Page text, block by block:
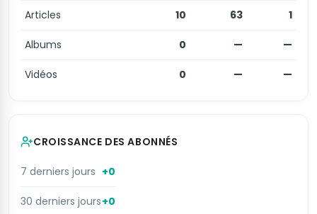
Articles 10 63 1
Albums 0 — —
Vidéos 0 — —
CROISSANCE DES ABONNÉS
7 derniers jours +0
30 derniers jours+0